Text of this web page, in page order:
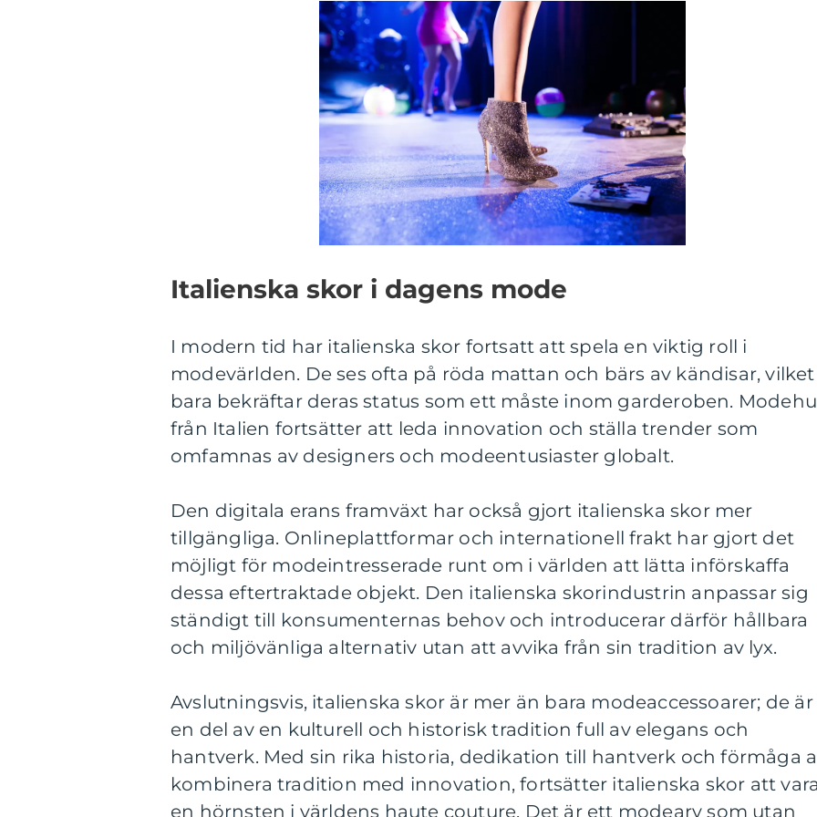
Italienska skor i dagens mode
I modern tid har italienska skor fortsatt att spela en viktig roll i
modevärlden. De ses ofta på röda mattan och bärs av kändisar, vilket
bara bekräftar deras status som ett måste inom garderoben.
från Italien fortsätter att leda innovation och ställa trender som
omfamnas av designers och modeentusiaster globalt.
Den digitala erans framväxt har också gjort italienska skor mer
tillgängliga. Onlineplattformar och internationell frakt har gjort det
möjligt för modeintresserade runt om i världen att lätta införskaffa
dessa eftertraktade objekt. Den italienska skorindustrin anpassar sig
ständigt till konsumenternas behov och introducerar därför hållbara
och miljövänliga alternativ utan att avvika från sin tradition av lyx.
Avslutningsvis, italienska skor är mer än bara modeaccessoarer; de är
en del av en kulturell och historisk tradition full av elegans och
hantverk. Med sin rika historia, dedikation till hantverk och förmåga
kombinera tradition med innovation, fortsätter italienska skor att
en hörnsten i världens haute couture. Det är ett modearv som utan